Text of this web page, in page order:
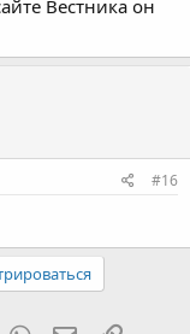
Вестника он
#16